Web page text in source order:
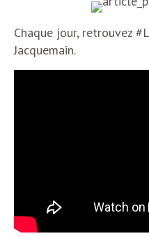
Chaque jour, retrouvez
Jacquemain.